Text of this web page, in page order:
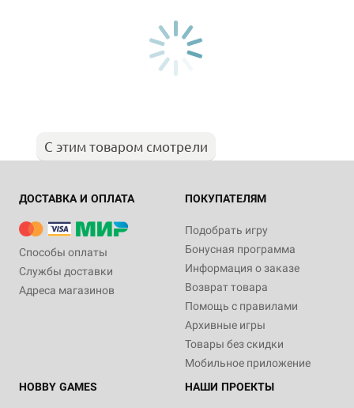
С этим товаром смотрели
ДОСТАВКА И ОПЛАТА
Способы оплаты
Службы доставки
Адреса магазинов
ПОКУПАТЕЛЯМ
Подобрать игру
Бонусная программа
Информация о заказе
Возврат товара
Помощь с правилами
Архивные игры
Товары без скидки
Мобильное приложение
HOBBY GAMES
НАШИ ПРОЕКТЫ